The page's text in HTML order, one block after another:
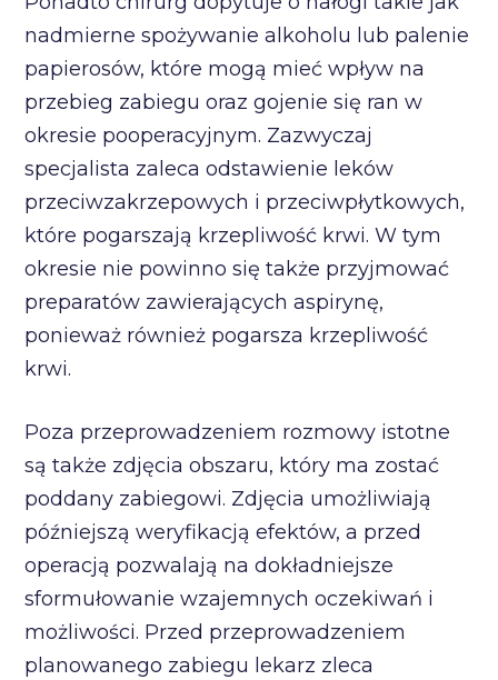
nadmierne spożywanie alkoholu lub palenie
papierosów, które mogą mieć wpływ na
przebieg zabiegu oraz gojenie się ran w
okresie pooperacyjnym. Zazwyczaj
specjalista zaleca odstawienie leków
przeciwzakrzepowych i przeciwpłytkowych,
które pogarszają krzepliwość krwi. W tym
okresie nie powinno się także przyjmować
preparatów zawierających aspirynę,
ponieważ również pogarsza krzepliwość
krwi.
Poza przeprowadzeniem rozmowy istotne
są także zdjęcia obszaru, który ma zostać
poddany zabiegowi. Zdjęcia umożliwiają
późniejszą weryfikacją efektów, a przed
operacją pozwalają na dokładniejsze
sformułowanie wzajemnych oczekiwań i
możliwości. Przed przeprowadzeniem
planowanego zabiegu lekarz zleca